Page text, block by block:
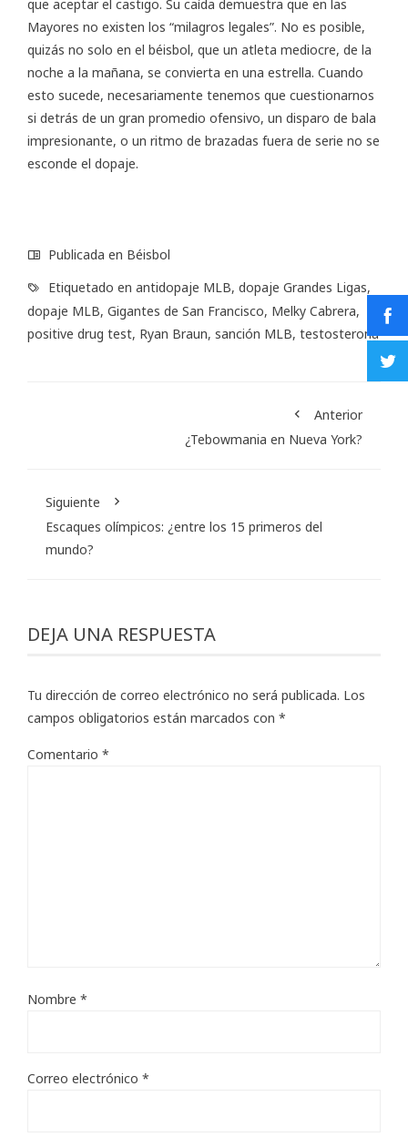
que aceptar el castigo. Su caída demuestra que en las
Mayores no existen los “milagros legales”. No es posible,
quizás no solo en el béisbol, que un atleta mediocre, de la
noche a la mañana, se convierta en una estrella. Cuando
esto sucede, necesariamente tenemos que cuestionarnos
si detrás de un gran promedio ofensivo, un disparo de bala
impresionante, o un ritmo de brazadas fuera de serie no se
esconde el dopaje.
Publicada en Béisbol
Etiquetado en antidopaje MLB, dopaje Grandes Ligas,
dopaje MLB, Gigantes de San Francisco, Melky Cabrera,
positive drug test, Ryan Braun, sanción MLB, testosterona
Anterior
¿Tebowmania en Nueva York?
Siguiente
Escaques olímpicos: ¿entre los 15 primeros del
mundo?
DEJA UNA RESPUESTA
Tu dirección de correo electrónico no será publicada. Los
campos obligatorios están marcados con *
Comentario *
Nombre *
Correo electrónico *